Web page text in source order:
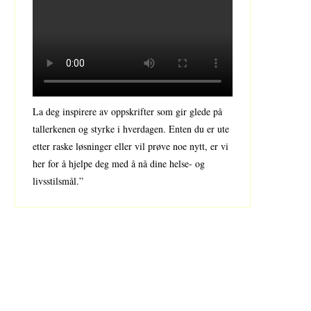
La deg inspirere av oppskrifter som gir glede på
tallerkenen og styrke i hverdagen. Enten du er ute
etter raske løsninger eller vil prøve noe nytt, er vi
her for å hjelpe deg med å nå dine helse- og
livsstilsmål.”